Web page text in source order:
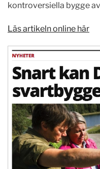
kontroversiella bygge
Läs artikeln online här